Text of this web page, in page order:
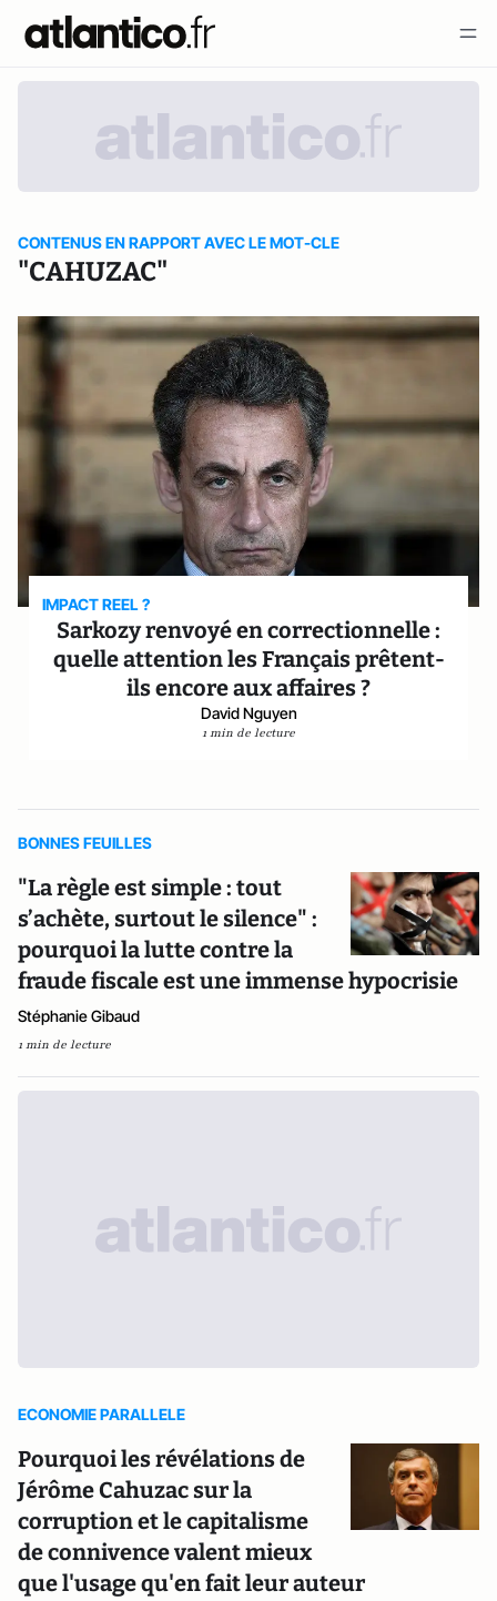
CONTENUS EN RAPPORT AVEC LE MOT-CLE
"CAHUZAC"
IMPACT REEL ?
Sarkozy renvoyé en correctionnelle :
quelle attention les Français prêtent-
ils encore aux affaires ?
David Nguyen
1 min de lecture
BONNES FEUILLES
"La règle est simple : tout
s’achète, surtout le silence" :
pourquoi la lutte contre la
fraude fiscale est une immense hypocrisie
Stéphanie Gibaud
1 min de lecture
ECONOMIE PARALLELE
Pourquoi les révélations de
Jérôme Cahuzac sur la
corruption et le capitalisme
de connivence valent mieux
que l'usage qu'en fait leur auteur